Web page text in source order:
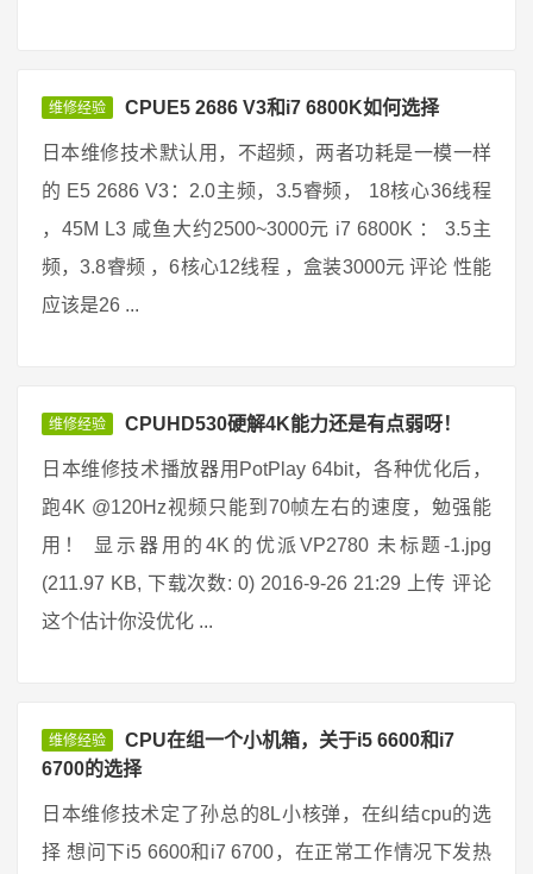
维修经验 CPUE5 2686 V3和i7 6800K如何选择
日本维修技术默认用，不超频，两者功耗是一模一样
的 E5 2686 V3：2.0主频，3.5睿频， 18核心36线程
，45M L3 咸鱼大约2500~3000元 i7 6800K ： 3.5主
频，3.8睿频 ，6核心12线程 ，盒装3000元 评论 性能
应该是26 ...
维修经验 CPUHD530硬解4K能力还是有点弱呀！
日本维修技术播放器用PotPlay 64bit，各种优化后，
跑4K @120Hz视频只能到70帧左右的速度，勉强能
用！ 显示器用的4K的优派VP2780 未标题-1.jpg
(211.97 KB, 下载次数: 0) 2016-9-26 21:29 上传 评论
这个估计你没优化 ...
维修经验
CPU在组一个小机箱，关于i5 6600和i7
6700的选择
日本维修技术定了孙总的8L小核弹，在纠结cpu的选
择 想问下i5 6600和i7 6700，在正常工作情况下发热